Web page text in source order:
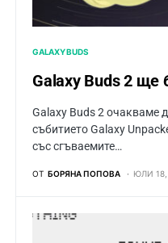
GALAXY BUDS
Galaxy Buds 2 ще
Galaxy Buds 2 очакваме
събитието Galaxy
със сгъваемите…
ОТ БОРЯНА ПОПОВА ЮЛИ 18,